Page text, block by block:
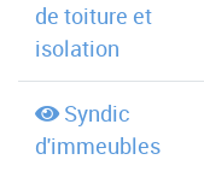
de toiture et
isolation
Syndic
d'immeubles